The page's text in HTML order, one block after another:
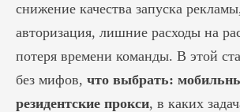
снижение качества запуска
авторизация, лишние расходы на
потеря времени команды. В этой
без мифов, что выбрать:
резидентские прокси, в каких